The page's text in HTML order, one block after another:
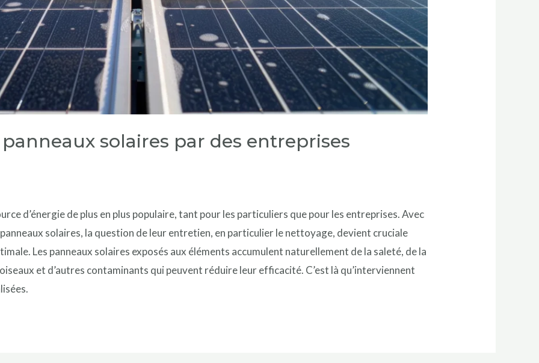
solaires par des entreprises
d’énergie de plus en plus populaire, tant pour les particuliers que pour les entreprises. Avec
solaires, la question de leur entretien, en particulier le nettoyage, devient cruciale
Les panneaux solaires exposés aux éléments accumulent naturellement de la saleté, de la
et d’autres contaminants qui peuvent réduire leur efficacité. C’est là qu’interviennent